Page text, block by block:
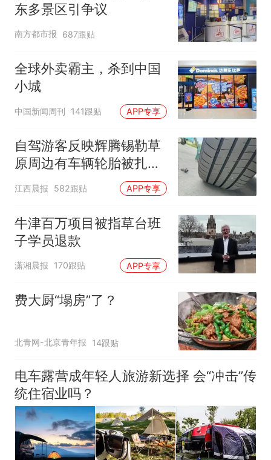
东多景区引争议
南方都市报 687跟贴
全球外卖霸主，杀到中国
小城
中国新闻周刊 141跟贴 APP专享
自驾游客反映辉腾锡勒草
原周边有车辆轮胎被扎，
修理店铺换胎价格高达千
元，官方发布情况通报
江西晨报 582跟贴 APP专享
牛津百万项目被指草台班
子学员退款
潇湘晨报 170跟贴 APP专享
费大厨“塌房”了？
北青网-北京青年报 14跟贴
电车露营成年轻人旅游新选择 会“冲击”传
统住宿业吗？